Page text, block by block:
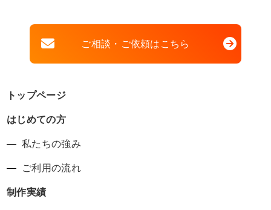
ご相談・ご依頼はこちら
トップページ
はじめての方
私たちの強み
ご利用の流れ
制作実績